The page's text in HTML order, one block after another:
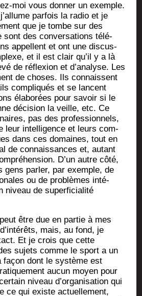
moi vous don­ner un exemple.
par­fois la radio et je
que je tombe sur des
sont des conver­sa­tions télé­
appellent et ont une dis­cus­
et il est clair qu’il y a là
de réflexion et d’analyse. Les
de choses. Ils connaissent
com­pli­qués et se lancent
éla­bo­rées pour savoir si le
déci­sion la veille, etc. Ce
pas des pro­fes­sion­nels,
leur intel­li­gence et leurs com­
dans ces domaines, tout en
de connais­sances et, autant
D’un autre côté,
gens par­ler, par exemple, de
ou de pro­blèmes inté­
niveau de super­fi­cia­li­té
être due en par­tie à mes
mais, au fond, je
Et je crois que cette
sujets comme le sport a un
façon dont le sys­tème est
aucun moyen pour
niveau d’organisation qui
ce qui existe actuel­le­ment,